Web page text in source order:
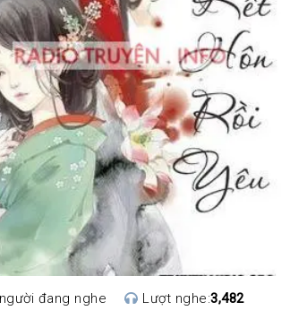
người đang nghe Lượt nghe:3,482